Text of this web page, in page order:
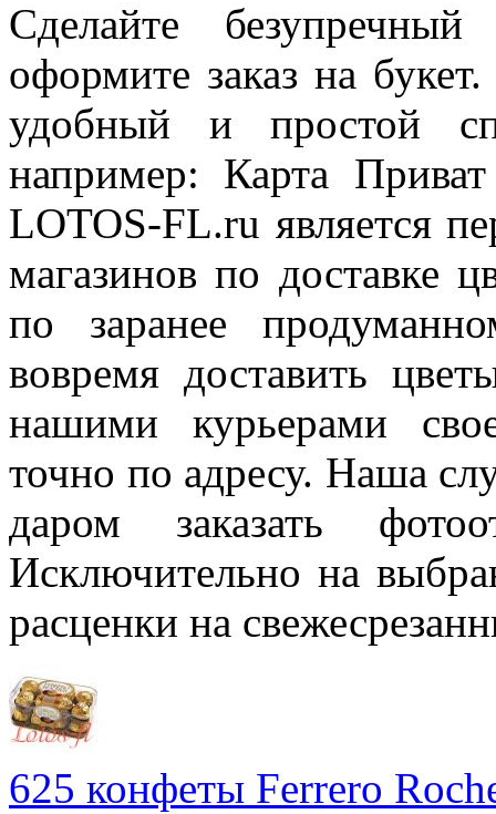
Сделайте
оформите заказ на
удобный и простой
например: Карта
LOTOS-FL.ru является
магазинов по доставке
по заранее
вовремя доставить
нашими курьерами
точно по адресу. Наша
даром заказать
Исключительно на
расценки на
625 конфеты Ferrero